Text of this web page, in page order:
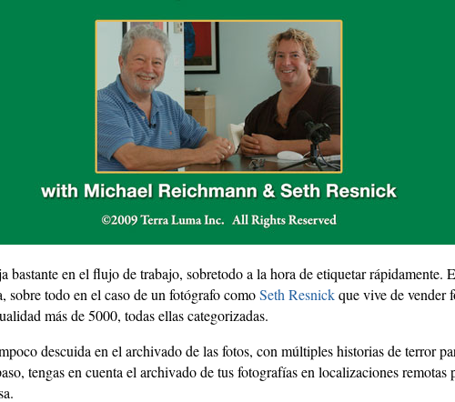
bastante en el flujo de trabajo, sobretodo a la hora de etiquetar rápidamente.
sobre todo en el caso de un fotógrafo comoSeth Resnickque vive de vender
más de 5000, todas ellas categorizadas.
descuida en el archivado de las fotos, con múltiples historias de terror
tengas en cuenta el archivado de tus fotografías en localizaciones remotas